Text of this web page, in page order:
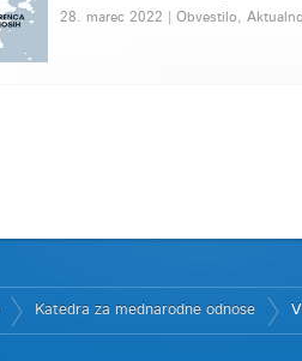
28. marec 2022 | Obvestilo,
Katedra za mednarodne odnose